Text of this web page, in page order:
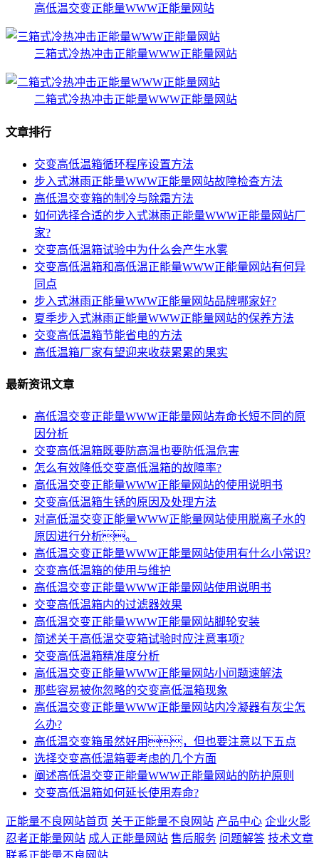
高低温交变正能量WWW正能量网站
三箱式冷热冲击正能量WWW正能量网站
二箱式冷热冲击正能量WWW正能量网站
文章排行
交变高低温箱循环程序设置方法
步入式淋雨正能量WWW正能量网站故障检查方法
高低温交变箱的制冷与除霜方法
如何选择合适的步入式淋雨正能量WWW正能量网站厂
家?
交变高低温箱试验中为什么会产生水雾
交变高低温箱和高低温正能量WWW正能量网站有何异
同点
步入式淋雨正能量WWW正能量网站品牌哪家好?
夏季步入式淋雨正能量WWW正能量网站的保养方法
交变高低温箱节能省电的方法
高低温箱厂家有望迎来收获累累的果实
最新资讯文章
高低温交变正能量WWW正能量网站寿命长短不同的原
因分析
交变高低温箱既要防高温也要防低温危害
怎么有效降低交变高低温箱的故障率?
高低温交变正能量WWW正能量网站的使用说明书
交变高低温箱生锈的原因及处理方法
对高低温交变正能量WWW正能量网站使用脱离子水的
原因进行分析。
高低温交变正能量WWW正能量网站使用有什么小常识?
交变高低温箱的使用与维护
高低温交变正能量WWW正能量网站使用说明书
交变高低温箱内的过滤器效果
高低温交变正能量WWW正能量网站脚轮安装
简述关于高低温交变箱试验时应注意事项?
交变高低温箱精准度分析
高低温交变正能量WWW正能量网站小问题速解法
那些容易被你忽略的交变高低温箱现象
高低温交变正能量WWW正能量网站内冷凝器有灰尘怎
么办?
高低温交变箱虽然好用，但也要注意以下五点
选择交变高低温箱要考虑的几个方面
阐述高低温交变正能量WWW正能量网站的防护原则
交变高低温箱如何延长使用寿命?
正能量不良网站首页 关于正能量不良网站 产品中心 企业火影
忍者正能量网站 成人正能量网站 售后服务 问题解答 技术文章